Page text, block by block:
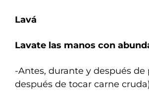
Lavá
Lavate las manos con
-Antes, durante y después
después de tocar carne